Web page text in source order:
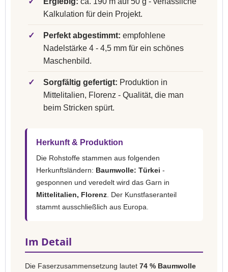
Kalkulation für dein Projekt.
✓ Perfekt abgestimmt: empfohlene
Nadelstärke 4 - 4,5 mm für ein schönes
Maschenbild.
✓ Sorgfältig gefertigt: Produktion in
Mittelitalien, Florenz - Qualität, die man
beim Stricken spürt.
Herkunft & Produktion
Die Rohstoffe stammen aus folgenden
Herkunftsländern: Baumwolle: Türkei -
gesponnen und veredelt wird das Garn in
Mittelitalien, Florenz . Der Kunstfaseranteil
stammt ausschließlich aus Europa.
Im Detail
Die Faserzusammensetzung lautet 74 % Baumwolle